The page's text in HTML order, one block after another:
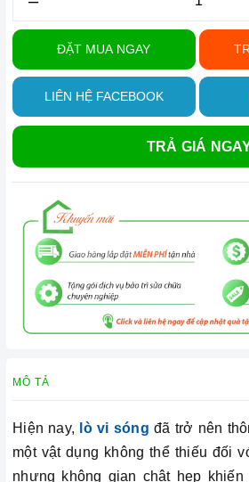
ĐẶT MUA NGAY
LIÊN HỆ FACEBOOK
TRẢ GIÁ
MÔ TẢ
Hiện nay, lò vi sóng đã trở nên
một vật dụng không thể thiếu đối
nhưng không gian chật hẹp